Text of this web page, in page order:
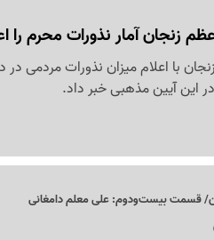
زنجان آمار نذورات محرم را
با اعلام میزان نذورات مردمی در
این آیین مذهبی خبر داد.
قسمت بیست‌ودوم: علی معلم دامغانی